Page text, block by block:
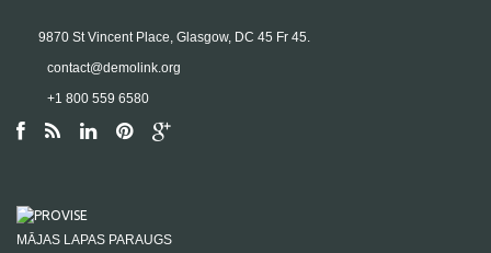
9870 St Vincent Place, Glasgow, DC 45 Fr 45.
contact@demolink.org
+1 800 559 6580
MĀJAS LAPAS PARAUGS